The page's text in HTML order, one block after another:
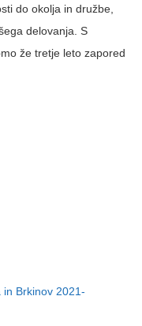
do okolja in družbe,
delovanja. S
že tretje leto zapored